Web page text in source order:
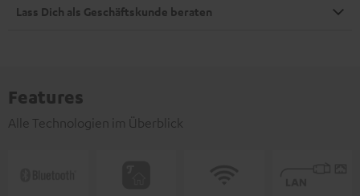
Lass Dich als Geschäftskunde beraten
Features
Alle Technologien im Überblick